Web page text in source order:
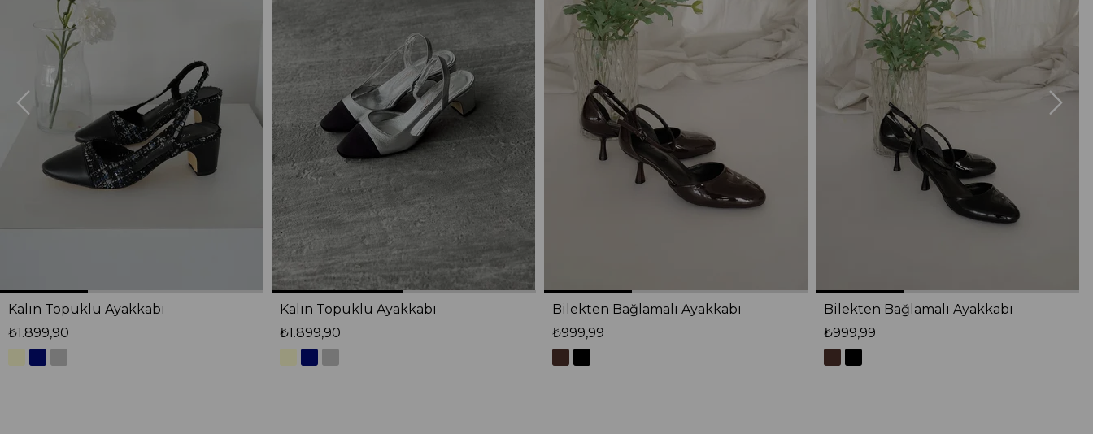
Kalın Topuklu Ayakkabı
₺1.899,90
Kalın Topuklu Ayakkabı
₺1.899,90
Bilekten Bağlamalı Ayakkabı
₺999,99
Bilekten Bağlamalı Ayakkabı
₺999,99